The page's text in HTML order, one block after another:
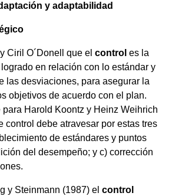
y adaptabilidad
Ciril O´Donell que el control es la
en relación con lo estándar y
las desviaciones, para asegurar la
objetivos de acuerdo con el plan.
para Harold Koontz y Heinz Weihrich
control debe atravesar por estas tres
de estándares y puntos
del desempeño; y c) corrección
y Steinmann (1987) el control